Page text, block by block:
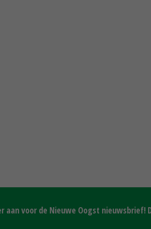
aan voor de Nieuwe Oogst nieuwsbrief!